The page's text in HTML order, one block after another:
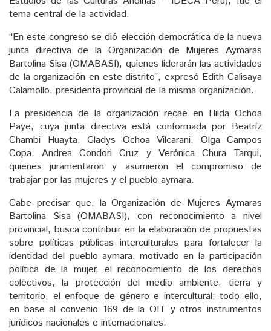
tema central de la actividad.
“En este congreso se dió elección democrática de la nueva
junta directiva de la Organización de Mujeres Aymaras
Bartolina Sisa (OMABASI), quienes liderarán las actividades
de la organización en este distrito”, expresó Edith Calisaya
Calamollo, presidenta provincial de la misma organización.
La presidencia de la organización recae en Hilda Ochoa
Paye, cuya junta directiva está conformada por Beatríz
Chambi Huayta, Gladys Ochoa Vilcarani, Olga Campos
Copa, Andrea Condori Cruz y Verónica Chura Tarqui,
quienes juramentaron y asumieron el compromiso de
trabajar por las mujeres y el pueblo aymara.
Cabe precisar que, la Organización de Mujeres Aymaras
Bartolina Sisa (OMABASI), con reconocimiento a nivel
provincial, busca contribuir en la elaboración de propuestas
sobre políticas públicas interculturales para fortalecer la
identidad del pueblo aymara, motivado en la participación
política de la mujer, el reconocimiento de los derechos
colectivos, la protección del medio ambiente, tierra y
territorio, el enfoque de género e intercultural; todo ello,
en base al convenio 169 de la OIT y otros instrumentos
jurídicos nacionales e internacionales.